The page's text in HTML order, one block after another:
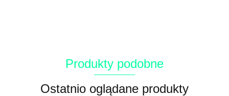
Produkty podobne
Ostatnio oglądane produkty